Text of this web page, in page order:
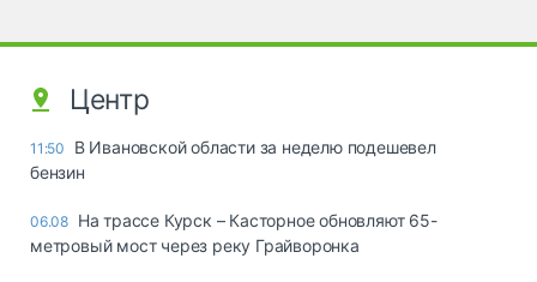
Центр
11:50
В Ивановской области за неделю подешевел
бензин
06.08 На трассе Курск – Касторное обновляют 65-
метровый мост через реку Грайворонка